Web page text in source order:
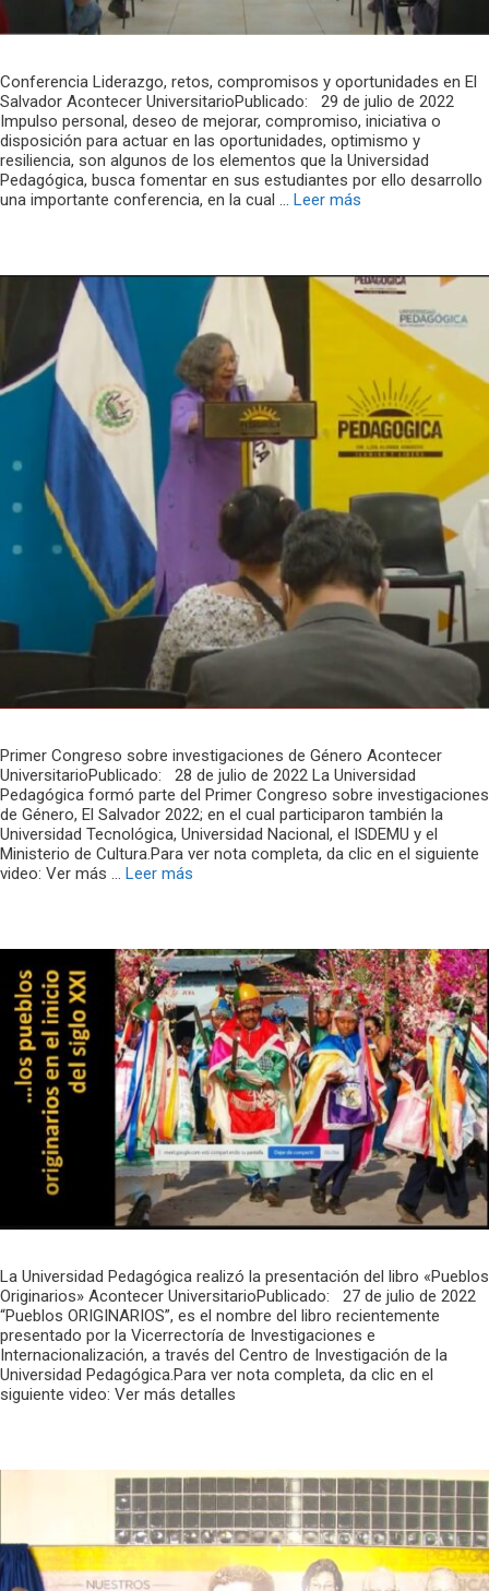
Conferencia Liderazgo, retos, compromisos y oportunidades en El
Salvador Acontecer UniversitarioPublicado: 29 de julio de 2022
Impulso personal, deseo de mejorar, compromiso, iniciativa o
disposición para actuar en las oportunidades, optimismo y
resiliencia, son algunos de los elementos que la Universidad
Pedagógica, busca fomentar en sus estudiantes por ello desarrollo
una importante conferencia, en la cual … Leer más
Primer Congreso sobre investigaciones de Género Acontecer
UniversitarioPublicado: 28 de julio de 2022 La Universidad
Pedagógica formó parte del Primer Congreso sobre investigaciones
de Género, El Salvador 2022; en el cual participaron también la
Universidad Tecnológica, Universidad Nacional, el ISDEMU y el
Ministerio de Cultura.Para ver nota completa, da clic en el siguiente
video: Ver más … Leer más
La Universidad Pedagógica realizó la presentación del libro «Pueblos
Originarios» Acontecer UniversitarioPublicado: 27 de julio de 2022
“Pueblos ORIGINARIOS”, es el nombre del libro recientemente
presentado por la Vicerrectoría de Investigaciones e
Internacionalización, a través del Centro de Investigación de la
Universidad Pedagógica.Para ver nota completa, da clic en el
siguiente video: Ver más detalles